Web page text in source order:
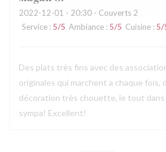
2022-12-01 - 20:30 - Couverts 2
Service : 5/5 Ambiance : 5/5 Cuisine : 5/
Des plats très fins avec des
originales qui marchent a chaque fois,
décoration très chouette, le tout dans
sympa! Excellent!